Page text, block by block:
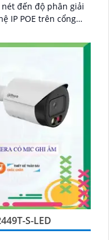
đến độ phân giải
IP POE trên cổng
S-LED